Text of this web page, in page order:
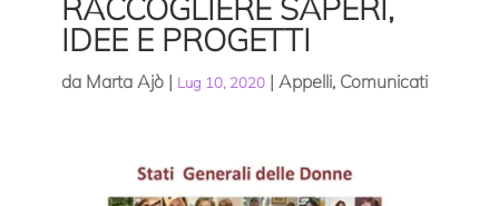
RACCOGLIERE SAPERI,
IDEE E PROGETTI
da Marta Ajò| Lug 10, 2020| Appelli, Comunicati